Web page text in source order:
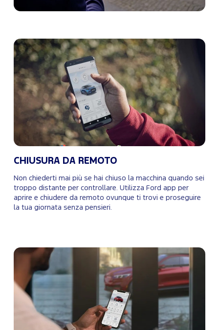
CHIUSURA DA REMOTO
Non chiederti mai più se hai chiuso la macchina quando sei
troppo distante per controllare. Utilizza Ford app per
aprire e chiudere da remoto ovunque ti trovi e proseguire
la tua giornata senza pensieri.